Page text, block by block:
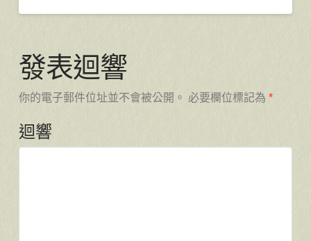
發表迴響
你的電子郵件位址並不會被公開。 必要欄位標記為 *
迴響